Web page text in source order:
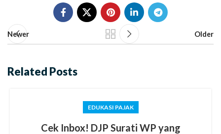
Newer Older
Related Posts
EDUKASI PAJAK
Cek Inbox! DJP Surati WP yang